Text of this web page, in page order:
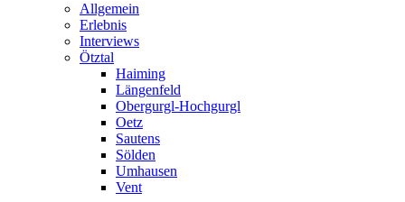
Allgemein
Erlebnis
Interviews
Ötztal
Haiming
Längenfeld
Obergurgl-Hochgurgl
Oetz
Sautens
Sölden
Umhausen
Vent